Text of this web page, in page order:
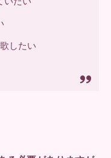
したい